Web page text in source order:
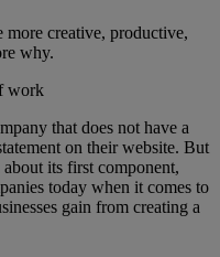
more creative, productive,
why.
work
that does not have a
on their website. But
its first component,
today when it comes to
gain from creating a